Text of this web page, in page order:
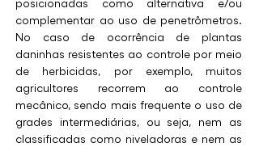
complementar ao uso de penetrômetros.
No caso de ocorrência de plantas
daninhas resistentes ao controle por meio
de herbicidas, por exemplo, muitos
agricultores recorrem ao controle
mecânico, sendo mais frequente o uso de
grades intermediárias, ou seja, nem as
classificadas como niveladoras e nem as